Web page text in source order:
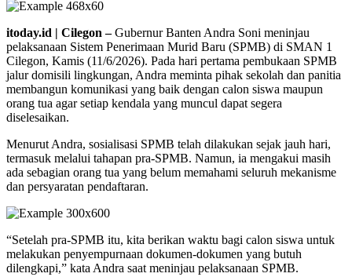
itoday.id | Cilegon –Gubernur Banten Andra Soni meninjau
pelaksanaan Sistem Penerimaan Murid Baru (SPMB) di SMAN 1
Cilegon, Kamis (11/6/2026). Pada hari pertama pembukaan SPMB
jalur domisili lingkungan, Andra meminta pihak sekolah dan panitia
membangun komunikasi yang baik dengan calon siswa maupun
orang tua agar setiap kendala yang muncul dapat segera
diselesaikan.
Menurut Andra, sosialisasi SPMB telah dilakukan sejak jauh hari,
termasuk melalui tahapan pra-SPMB. Namun, ia mengakui masih
ada sebagian orang tua yang belum memahami seluruh mekanisme
dan persyaratan pendaftaran.
“Setelah pra-SPMB itu, kita berikan waktu bagi calon siswa untuk
melakukan penyempurnaan dokumen-dokumen yang butuh
dilengkapi,” kata Andra saat meninjau pelaksanaan SPMB.